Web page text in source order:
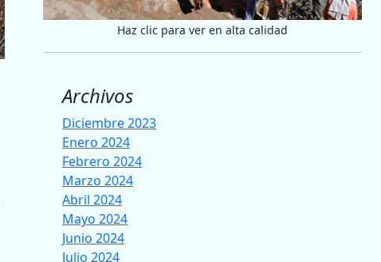
Haz clic para ver en alta calidad
Archivos
Diciembre 2023
Enero 2024
Febrero 2024
Marzo 2024
Abril 2024
Mayo 2024
Junio 2024
Julio 2024